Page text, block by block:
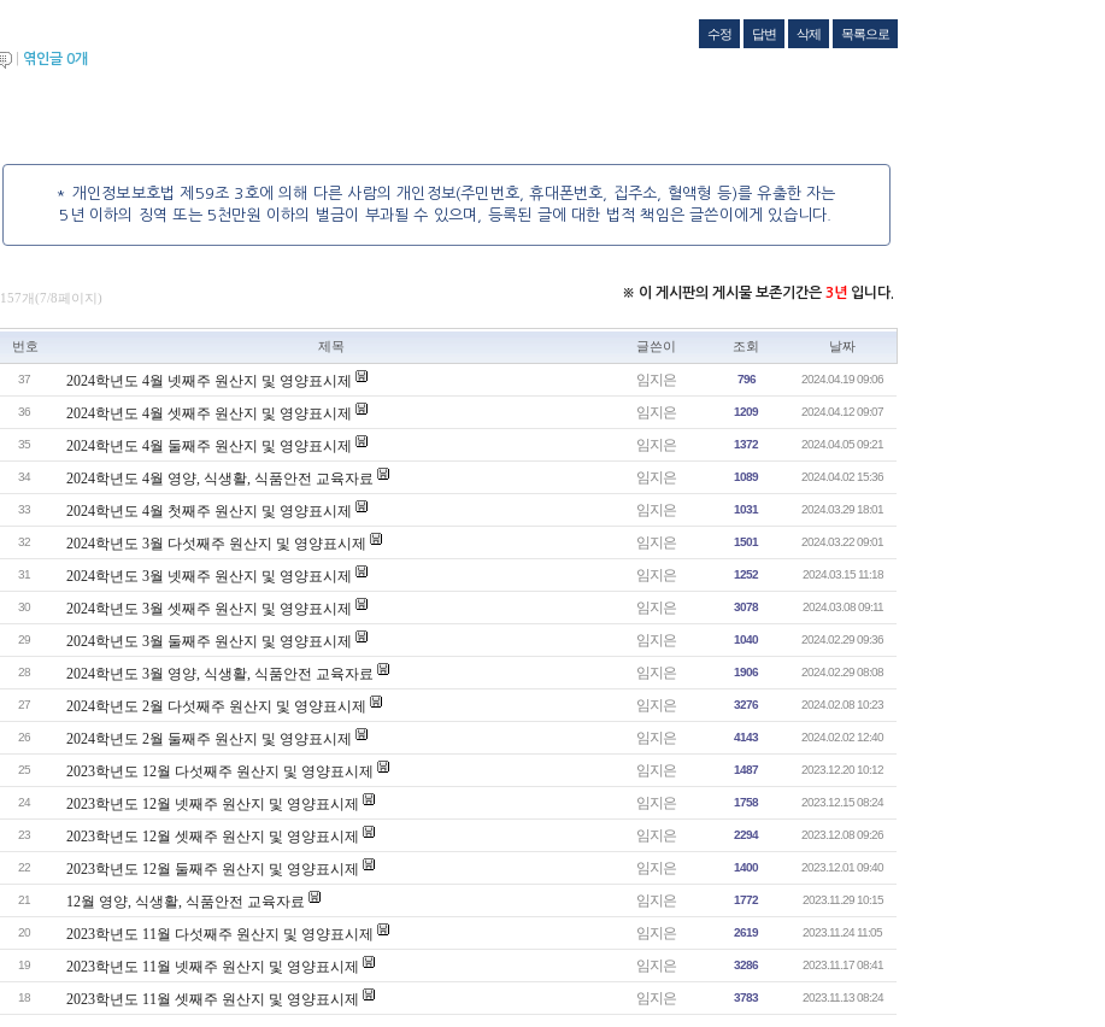
수정 답변 삭제
목록으로
엮인글 0개
* 개인정보보호법 제59조 3호에 의해 다른 사람의 개인정보(주민번호, 휴대폰번호, 집주소, 혈액형 등)를 유출한 자는
5년 이하의 징역 또는 5천만원 이하의 벌금이 부과될 수 있으며, 등록된 글에 대한 법적 책임은 글쓴이에게 있습니다.
157개(7/8페이지) ※ 이 게시판의 게시물 보존기간은 3년 입니다.
번호 제목 글쓴이 조회 날짜
37 2024학년도 4월 넷째주 원산지 및 영양표시제 임지은 796 2024.04.19 09:06
36 2024학년도 4월 셋째주 원산지 및 영양표시제 임지은 1209 2024.04.12 09:07
35 2024학년도 4월 둘째주 원산지 및 영양표시제 임지은 1372 2024.04.05 09:21
34 2024학년도 4월 영양, 식생활, 식품안전 교육자료 임지은 1089 2024.04.02 15:36
33 2024학년도 4월 첫째주 원산지 및 영양표시제 임지은 1031 2024.03.29 18:01
32 2024학년도 3월 다섯째주 원산지 및 영양표시제 임지은 1501 2024.03.22 09:01
31 2024학년도 3월 넷째주 원산지 및 영양표시제 임지은 1252 2024.03.15 11:18
30 2024학년도 3월 셋째주 원산지 및 영양표시제 임지은 3078 2024.03.08 09:11
29 2024학년도 3월 둘째주 원산지 및 영양표시제 임지은 1040 2024.02.29 09:36
28 2024학년도 3월 영양, 식생활, 식품안전 교육자료 임지은 1906 2024.02.29 08:08
27 2024학년도 2월 다섯째주 원산지 및 영양표시제 임지은 3276 2024.02.08 10:23
26 2024학년도 2월 둘째주 원산지 및 영양표시제 임지은 4143 2024.02.02 12:40
25 2023학년도 12월 다섯째주 원산지 및 영양표시제 임지은 1487 2023.12.20 10:12
24 2023학년도 12월 넷째주 원산지 및 영양표시제 임지은 1758 2023.12.15 08:24
23 2023학년도 12월 셋째주 원산지 및 영양표시제 임지은 2294 2023.12.08 09:26
22 2023학년도 12월 둘째주 원산지 및 영양표시제 임지은 1400 2023.12.01 09:40
21 12월 영양, 식생활, 식품안전 교육자료 임지은 1772 2023.11.29 10:15
20 2023학년도 11월 다섯째주 원산지 및 영양표시제 임지은 2619 2023.11.24 11:05
19 2023학년도 11월 넷째주 원산지 및 영양표시제 임지은 3286 2023.11.17 08:41
18 2023학년도 11월 셋째주 원산지 및 영양표시제 임지은 3783 2023.11.13 08:24